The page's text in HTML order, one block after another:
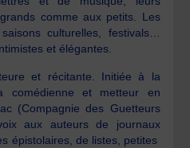
comme aux petits. Les
culturelles, festivals…
et élégantes.
et récitante. Initiée à la
comédienne et metteur en
(Compagnie des Guetteurs
aux auteurs de journaux
épistolaires, de listes, petites